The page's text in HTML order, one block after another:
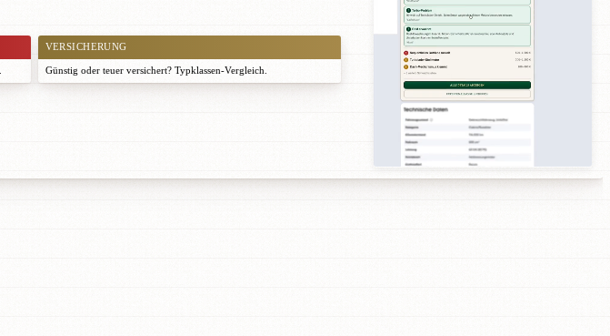
VERSICHERUNG
Günstig oder teuer versichert? Typklassen-Vergleich.